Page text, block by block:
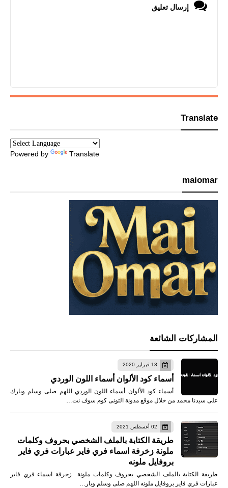
إرسال تعليق
Translate
Powered by Translate
maiomar
المشاركات الشائعة
13 فبراير 2020
أسماء كود الألوان أسماء اللون الوردي
أسماء كود الألوان أسماء اللون الوردي اللهم صلى وسلم وبارك
على سيدنا محمد من خلال موقع مدونة التونى كوم سوف نت…
02 أغسطس 2021
طريقة الكتابة بالملف الشخصي بحروف وكلمات
ملونة زخرفة اسماء فري فاير عبارات فري فاير
بروفايل ملونه
طريقة الكتابة بالملف الشخصي بحروف وكلمات ملونة زخرفة اسماء فري فاير
عبارات فري فاير بروفايل ملونه اللهم صلى وسلم وبار…